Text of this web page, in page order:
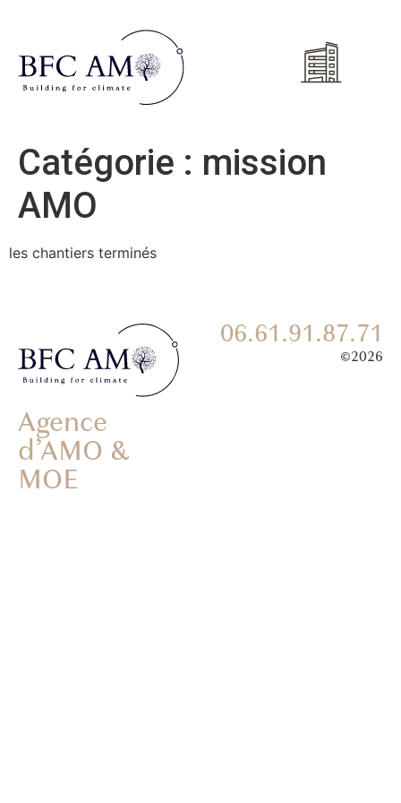
Catégorie : mission
AMO
les chantiers terminés
Agence
d’AMO &
MOE
06.61.91.87.71
©2026